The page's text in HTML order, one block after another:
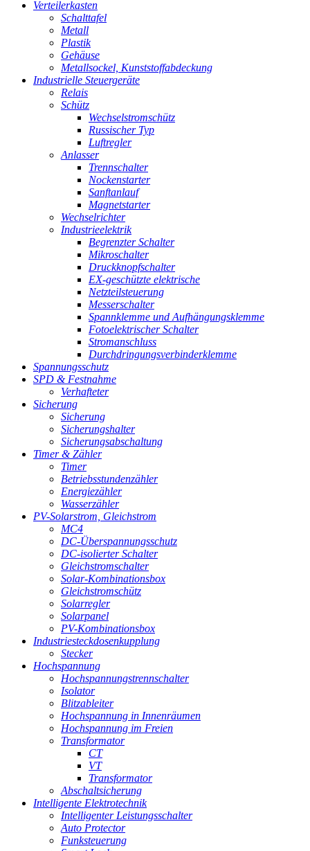
Verteilerkasten
Schalttafel
Metall
Plastik
Gehäuse
Metallsockel, Kunststoffabdeckung
Industrielle Steuergeräte
Relais
Schütz
Wechselstromschütz
Russischer Typ
Luftregler
Anlasser
Trennschalter
Nockenstarter
Sanftanlauf
Magnetstarter
Wechselrichter
Industrieelektrik
Begrenzter Schalter
Mikroschalter
Druckknopfschalter
EX-geschützte elektrische
Netzteilsteuerung
Messerschalter
Spannklemme und Aufhängungsklemme
Fotoelektrischer Schalter
Stromanschluss
Durchdringungsverbinderklemme
Spannungsschutz
SPD & Festnahme
Verhafteter
Sicherung
Sicherung
Sicherungshalter
Sicherungsabschaltung
Timer & Zähler
Timer
Betriebsstundenzähler
Energiezähler
Wasserzähler
PV-Solarstrom, Gleichstrom
MC4
DC-Überspannungsschutz
DC-isolierter Schalter
Gleichstromschalter
Solar-Kombinationsbox
Gleichstromschütz
Solarregler
Solarpanel
PV-Kombinationsbox
Industriesteckdosenkupplung
Stecker
Hochspannung
Hochspannungstrennschalter
Isolator
Blitzableiter
Hochspannung in Innenräumen
Hochspannung im Freien
Transformator
CT
VT
Transformator
Abschaltsicherung
Intelligente Elektrotechnik
Intelligenter Leistungsschalter
Auto Protector
Funksteuerung